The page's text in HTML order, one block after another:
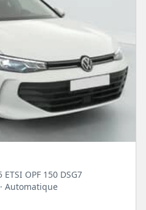
ETSI OPF 150 DSG7
· Automatique